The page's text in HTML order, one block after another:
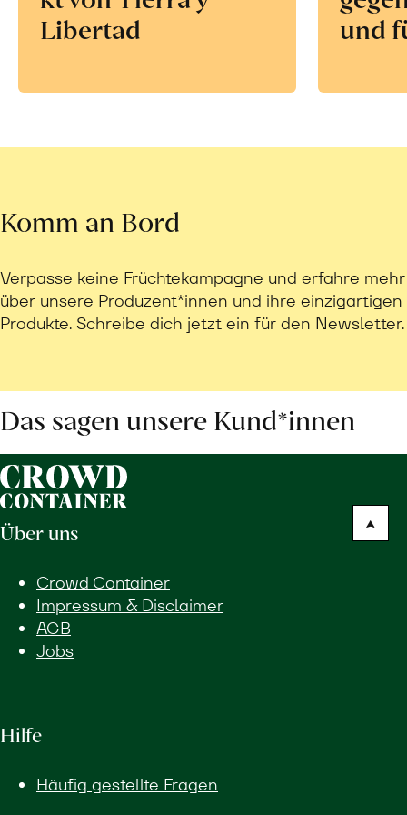
Libertad
und
Komm an Bord
Verpasse keine Früchtekampagne und erfahre mehr
über unsere Produzent*innen und ihre einzigartigen
Produkte. Schreibe dich jetzt ein für den Newsletter.
Das sagen unsere Kund*innen
Über uns
Crowd Container
Impressum & Disclaimer
AGB
Jobs
Hilfe
Häufig gestellte Fragen